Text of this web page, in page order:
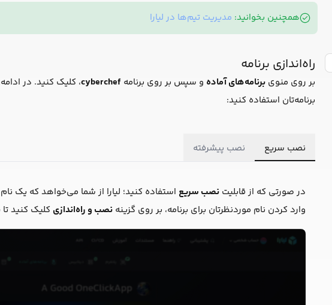
همچنین بخوانید: مدیریت تیم‌ها در لیارا
راه‌اندازی برنامه
بر روی منوی برنامه‌های آماده و سپس بر روی برنامه cyberchef، کلیک کنید. در
برنامه‌تان استفاده کنید:
نصب سریع نصب پیشرفته
در صورتی که از قابلیت نصب سریع استفاده کنید؛ لیارا از شما می‌خواهد که یک
وارد کردن نام موردنظرتان برای برنامه، بر روی گزینه نصب و راه‌اندازی کلیک کنید